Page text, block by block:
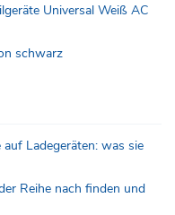
Universal Weiß AC
schwarz
Ladegeräten: was sie
Reihe nach finden und